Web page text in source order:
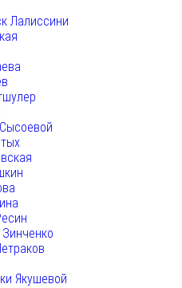
Лалиссини
Якушевой